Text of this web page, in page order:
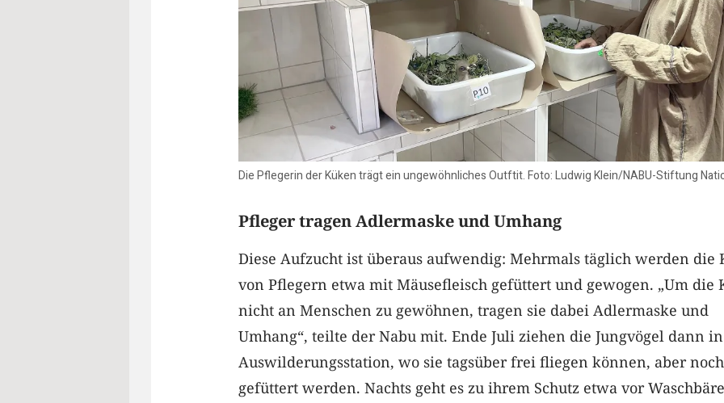
Die Pflegerin der Küken trägt ein ungewöhnliches Outftit. Foto: Ludwig Klein/NABU-Stiftung
Pfleger tragen Adlermaske und Umhang
Diese Aufzucht ist überaus aufwendig: Mehrmals täglich werden die
von Pflegern etwa mit Mäusefleisch gefüttert und gewogen. „Um die
nicht an Menschen zu gewöhnen, tragen sie dabei Adlermaske und
Umhang“, teilte der Nabu mit. Ende Juli ziehen die Jungvögel dann
Auswilderungsstation, wo sie tagsüber frei fliegen können, aber noch
gefüttert werden. Nachts geht es zu ihrem Schutz etwa vor